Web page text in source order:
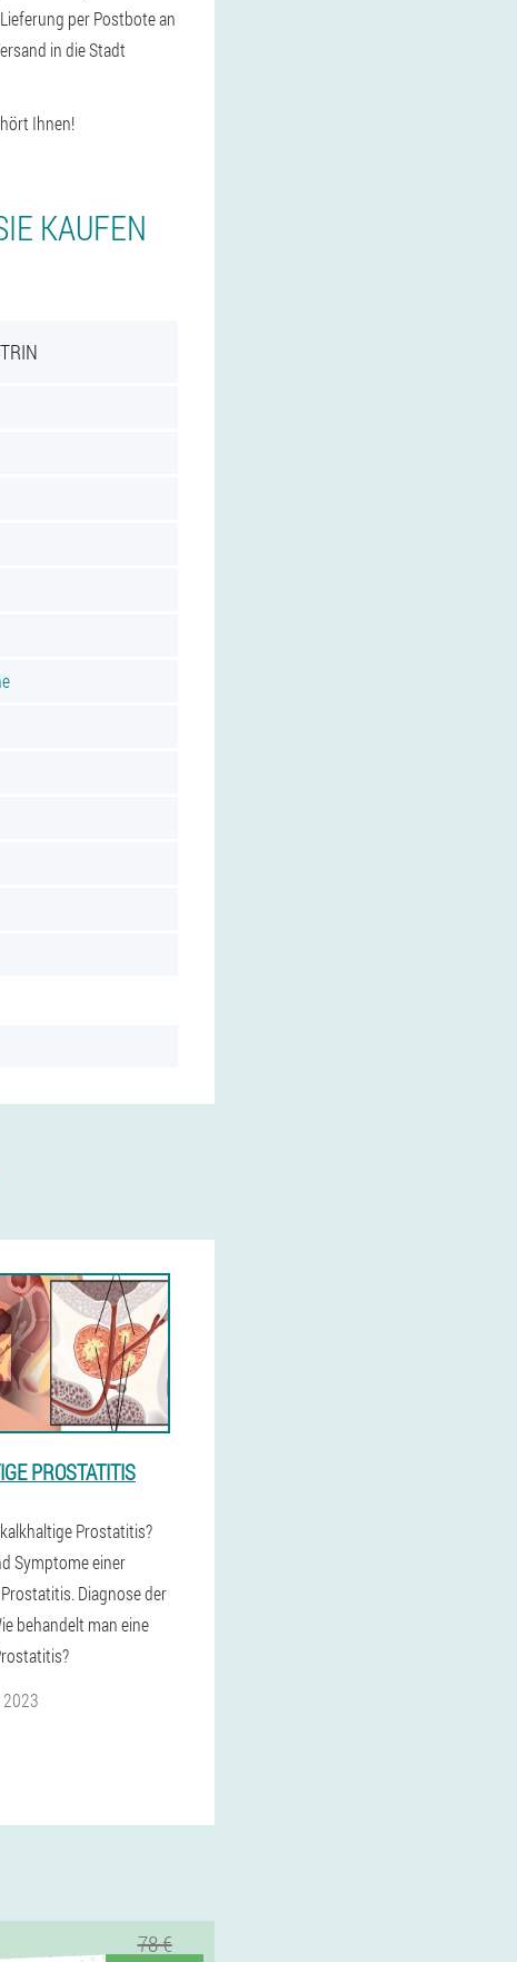
per Postbote an
in die Stadt
Ihnen!
KAUFEN
PROSTATITIS
Prostatitis?
Symptome einer
Diagnose der
behandelt man eine
78 €